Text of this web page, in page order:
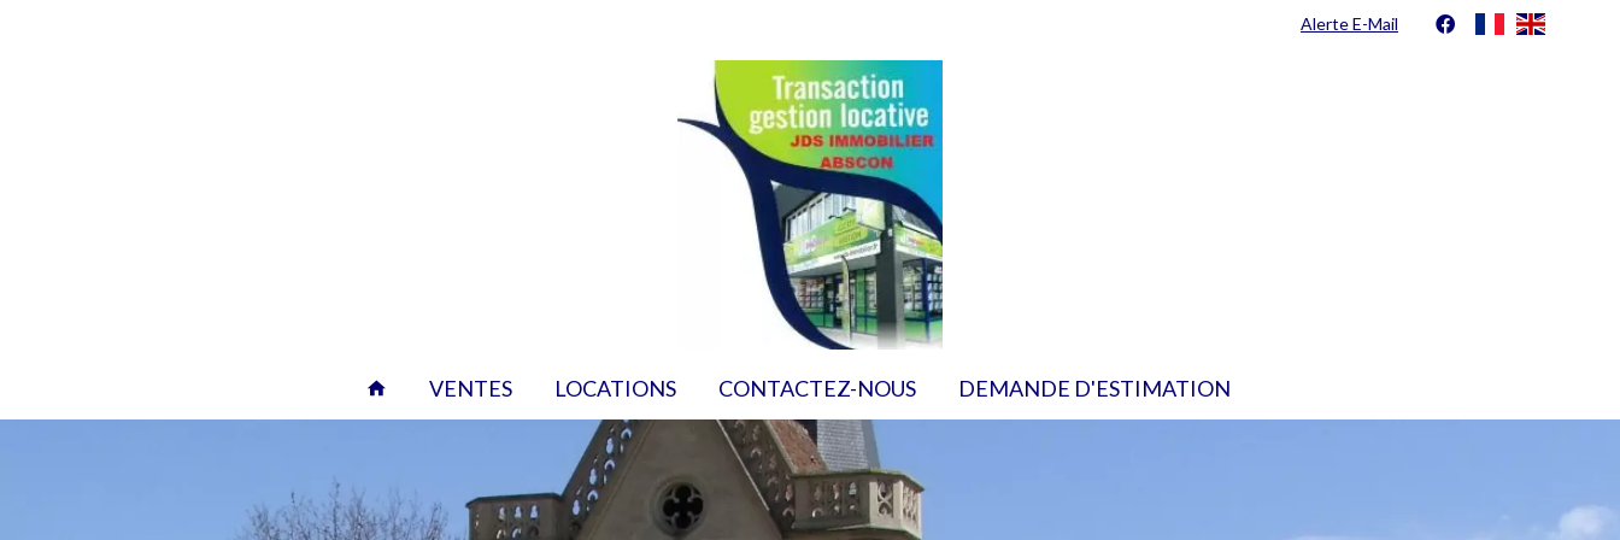
Alerte E-Mail
VENTES LOCATIONS CONTACTEZ-NOUS DEMANDE D'ESTIMATION